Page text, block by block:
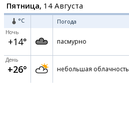
Пятница, 14 Августа
°C Погода
Ночь
+14° пасмурно
День
+26° небольшая облачность